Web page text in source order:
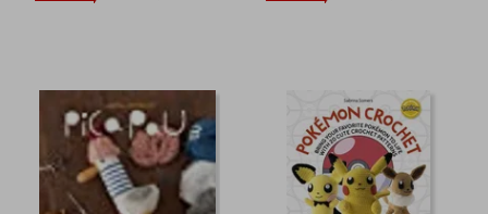
55%
dcto.
$ 217.561
$ 97.902
55%
dcto.